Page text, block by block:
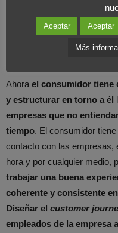
Qué papel ha jugado y
nuestra forma de
empresas a estos
Ahora el consumidor tiene
y estructurar en torno a él
empresas que no
tiempo. El consumidor
contacto con las empresas,
hora y por cualquier medio,
trabajar una buena
coherente y consistente
Diseñar el customer
empleados de la empresa
Aceptar Aceptar
Más